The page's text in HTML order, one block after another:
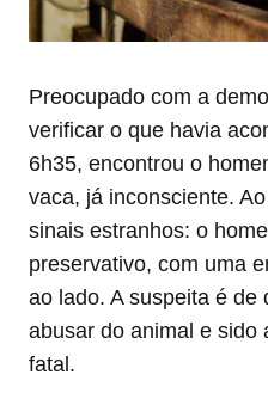
Preocupado com a
verificar o que havia
6h35, encontrou o
vaca, já inconsciente.
sinais estranhos: o
preservativo, com uma
ao lado. A suspeita é de
abusar do animal e sido
fatal.